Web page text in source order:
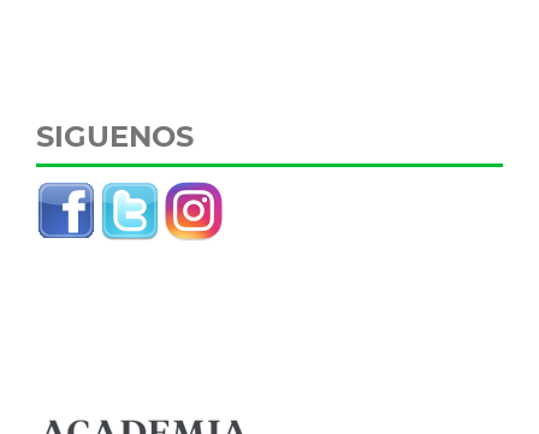
SIGUENOS